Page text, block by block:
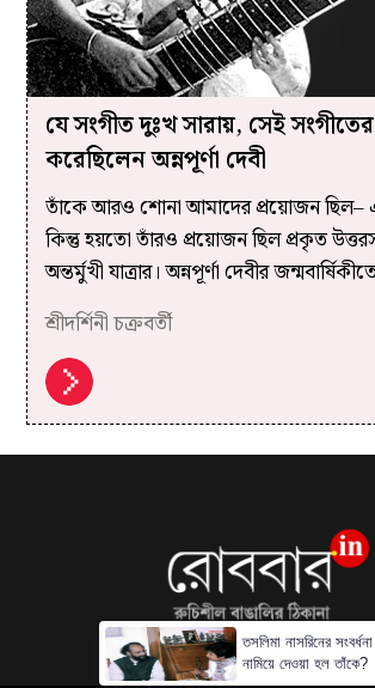
যে সংগীত দুঃখ সারায়, সেই
করেছিলেন অন্নপূর্ণা দেবী
তাঁকে আরও শোনা আমাদের প্রয়োজন ছিল–
কিন্তু হয়তো তাঁরও প্রয়োজন ছিল প্রকৃত
অন্তর্মুখী যাত্রার। অন্নপূর্ণা দেবীর
শ্রীদর্শিনী চক্রবর্তী
তসলিমা নাসরিনের
নামিয়ে দেওয়া হল তাঁকে?